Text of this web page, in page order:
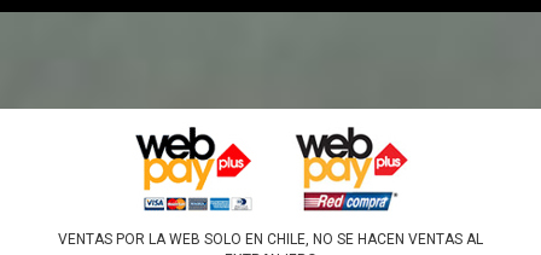
VENTAS POR LA WEB SOLO EN CHILE, NO SE HACEN VENTAS AL